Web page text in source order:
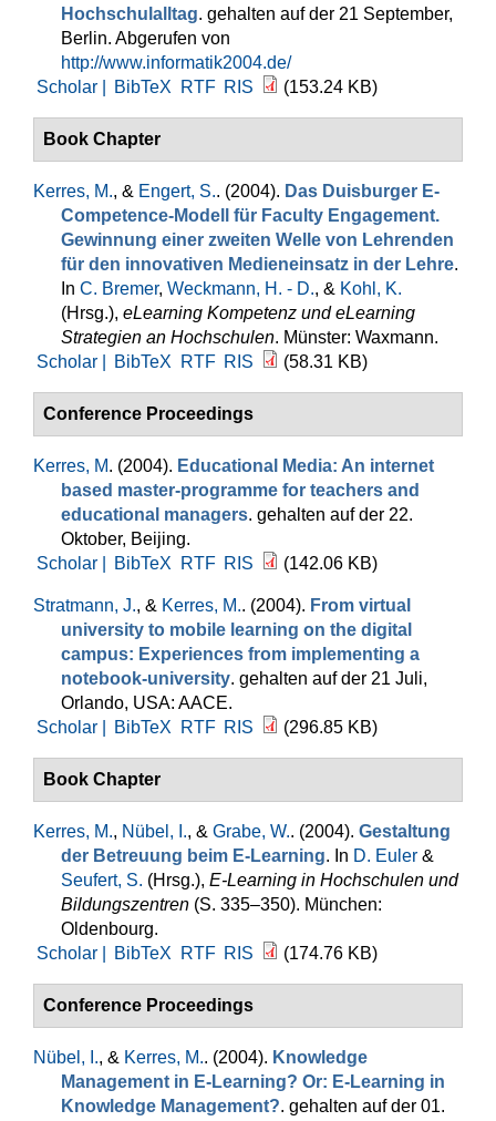
Hochschulalltag. gehalten auf der 21 September,
Berlin. Abgerufen von
http://www.informatik2004.de/
Scholar |
BibTeX RTF RIS (153.24 KB)
Book Chapter
Kerres, M., & Engert, S.. (2004). Das Duisburger E-
Competence-Modell für Faculty Engagement.
Gewinnung einer zweiten Welle von Lehrenden
für den innovativen Medieneinsatz in der Lehre.
In C. Bremer, Weckmann, H. - D., & Kohl, K.
(Hrsg.), eLearning Kompetenz und eLearning
Strategien an Hochschulen. Münster: Waxmann.
Scholar |
BibTeX RTF RIS (58.31 KB)
Conference Proceedings
Kerres, M. (2004). Educational Media: An internet
based master-programme for teachers and
educational managers. gehalten auf der 22.
Oktober, Beijing.
Scholar |
BibTeX RTF RIS (142.06 KB)
Stratmann, J., & Kerres, M.. (2004). From virtual
university to mobile learning on the digital
campus: Experiences from implementing a
notebook-university. gehalten auf der 21 Juli,
Orlando, USA: AACE.
Scholar |
BibTeX RTF RIS (296.85 KB)
Book Chapter
Kerres, M., Nübel, I., & Grabe, W.. (2004). Gestaltung
der Betreuung beim E-Learning. In D. Euler &
Seufert, S. (Hrsg.), E-Learning in Hochschulen und
Bildungszentren (S. 335–350). München:
Oldenbourg.
Scholar |
BibTeX RTF RIS (174.76 KB)
Conference Proceedings
Nübel, I., & Kerres, M.. (2004). Knowledge
Management in E-Learning? Or: E-Learning in
Knowledge Management?. gehalten auf der 01.